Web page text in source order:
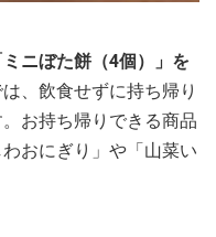
ニぼた餅（4個）」を
、飲食せずに持ち帰り
お持ち帰りできる商品
おにぎり」や「山菜い